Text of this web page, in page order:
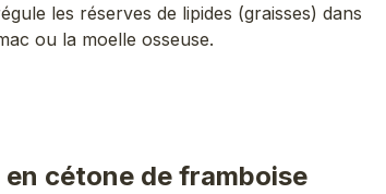
les réserves de lipides (graisses) dans
ou la moelle osseuse.
cétone de framboise